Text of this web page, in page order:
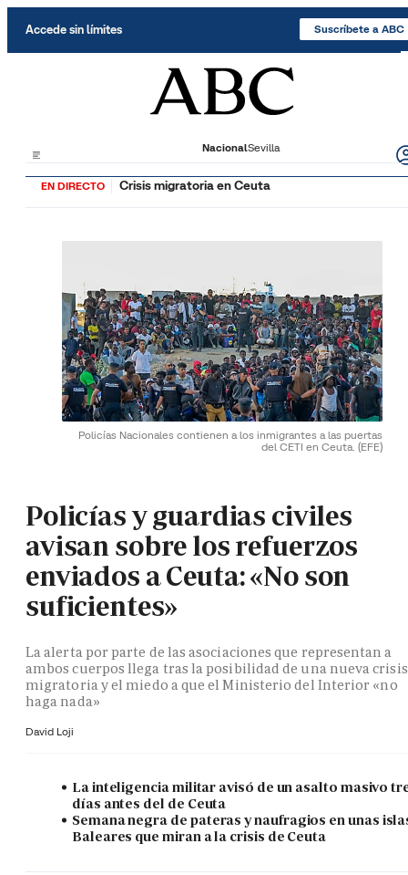
Accede sin límites Suscríbete a ABC
NacionalSevilla
EN DIRECTO Crisis migratoria en Ceuta
Policías Nacionales contienen a los inmigrantes a las puertas
del CETI en Ceuta. (EFE)
Policías y guardias civiles
avisan sobre los refuerzos
enviados a Ceuta: «No son
suficientes»
La alerta por parte de las asociaciones que representan a
ambos cuerpos llega tras la posibilidad de una nueva crisis
migratoria y el miedo a que el Ministerio del Interior «no
haga nada»
David Loji
La inteligencia militar avisó de un asalto masivo
días antes del de Ceuta
Semana negra de pateras y naufragios en unas
Baleares que miran a la crisis de Ceuta